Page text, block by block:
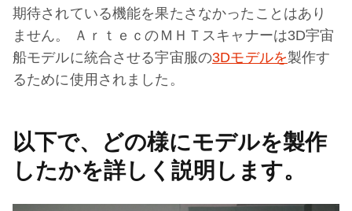
期待されている機能を果たさなかったことはあり
ません。 ＡｒｔｅｃのＭＨＴスキャナーは3D宇宙
船モデルに統合させる宇宙服の3Dモデルを製作す
るために使用されました。
以下で、どの様にモデルを製作
したかを詳しく説明します。